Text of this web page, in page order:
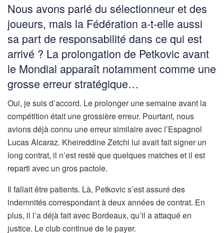
Nous avons parlé du sélectionneur et des
joueurs, mais la Fédération a-t-elle aussi
sa part de responsabilité dans ce qui est
arrivé ? La prolongation de Petkovic avant
le Mondial apparaît notamment comme une
grosse erreur stratégique…
Oui, je suis d’accord. Le prolonger une semaine avant la
compétition était une grossière erreur. Pourtant, nous
avions déjà connu une erreur similaire avec l’Espagnol
Lucas Alcaraz. Kheireddine Zetchi lui avait fait signer un
long contrat, il n’est resté que quelques matches et il est
reparti avec un gros pactole.
Il fallait être patients. Là, Petkovic s’est assuré des
indemnités correspondant à deux années de contrat. En
plus, il l’a déjà fait avec Bordeaux, qu’il a attaqué en
justice. Le club continue de le payer.